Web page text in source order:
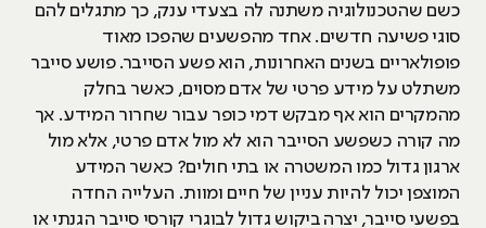
כשם שהטכנולוגיה משתנה לה בצעדי ענק, כך מתגלים להם
סוגי פשיעה חדשים. אחד מהפשעים שהפכו מאוד
פופולאריים בשנים האחרונות, הוא פשע הסייבר. פושע סייבר
משתלט על מידע פרטי של אדם מסוים, כאשר בחלק
מהמקרים הוא אף מבקש דמי כופר עבור שחרור המידע. אך
מה קורה כשפשע הסייבר הוא לא מול אדם פרטי, אלא מול
ארגון גדול כמו המשטרה או בתי חולים? כאשר המידע
המוצפן יכול להיות עניין של חיים ומוות. העלייה החדה
בפשעי סייבר, יצרה ביקוש גדול לבוגרי קורסי סייבר הגנתי או